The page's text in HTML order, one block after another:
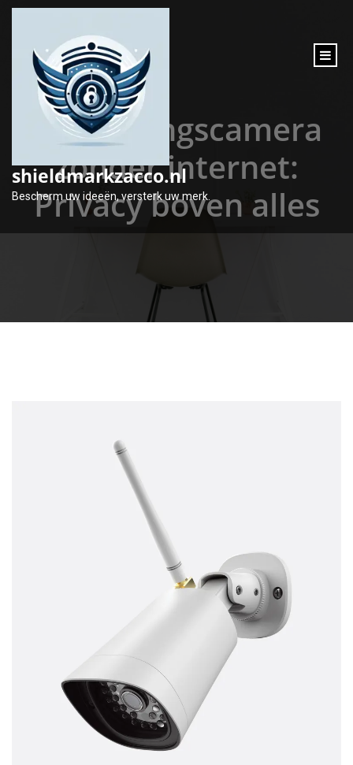
inhoud
shieldmarkzacco.nl
Bescherm uw ideeën, versterk uw merk.
Beveiligingscamera
zonder internet:
Privacy boven alles